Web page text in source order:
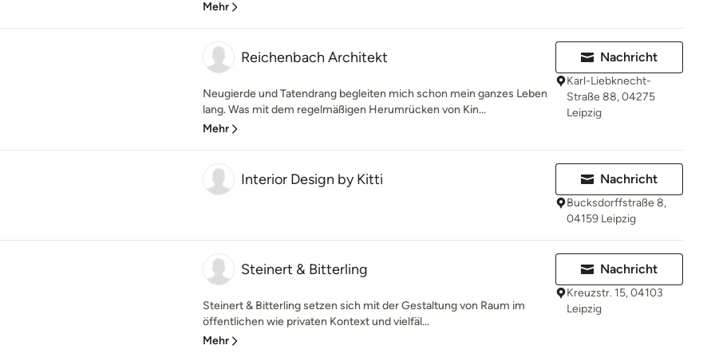
Mehr
Reichenbach Architekt
Neugierde und Tatendrang begleiten mich schon mein ganzes Leben
lang. Was mit dem regelmäßigen Herumrücken von Kin...
Mehr
Nachricht
Karl-Liebknecht-
Straße 88, 04275
Leipzig
Interior Design by Kitti Nachricht
Bucksdorffstraße 8,
04159 Leipzig
Steinert & Bitterling
Steinert & Bitterling setzen sich mit der Gestaltung von Raum im
öffentlichen wie privaten Kontext und vielfäl...
Mehr
Nachricht
Kreuzstr. 15, 04103
Leipzig